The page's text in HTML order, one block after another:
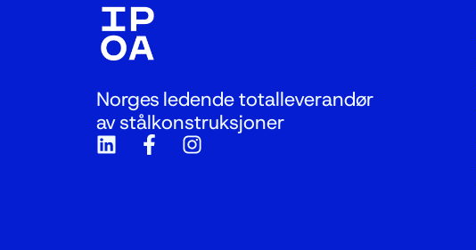
Norges ledende totalleverandør
av stålkonstruksjoner